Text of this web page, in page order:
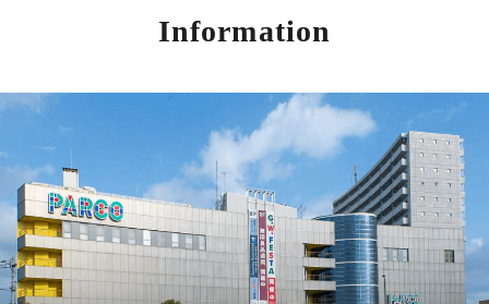
Information